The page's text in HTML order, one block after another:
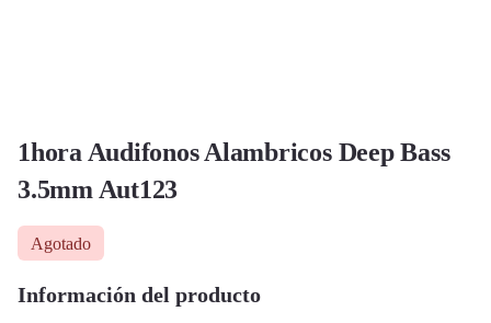
1hora Audifonos Alambricos Deep Bass
3.5mm Aut123
Agotado
Información del producto